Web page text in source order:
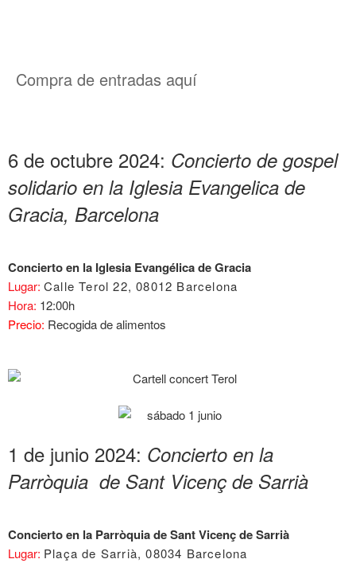
Compra de entradas aquí
6 de octubre 2024: Concierto de gospel
solidario en la Iglesia Evangelica de
Gracia, Barcelona
Concierto en la Iglesia Evangélica de Gracia
Lugar: Calle Terol 22, 08012 Barcelona
Hora: 12:00h
Precio: Recogida de alimentos
1 de junio 2024: Concierto en la
Parròquia de Sant Vicenç de Sarrià
Concierto en la Parròquia de Sant Vicenç de Sarrià
Lugar: Plaça de Sarrià, 08034 Barcelona